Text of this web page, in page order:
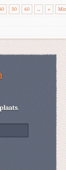
50 60 ... »
plaats.